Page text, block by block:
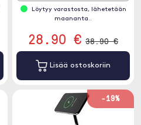
Löytyy varastosta, lähetetään
maananta..
28.90 € 38.90 €
Lisää ostoskoriin
-19%